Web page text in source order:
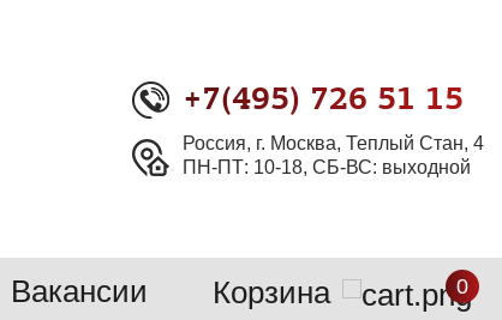
+7(495) 726 51 15
Россия, г. Москва, Теплый Стан, 4
ПН-ПТ: 10-18, СБ-ВС: выходной
Вакансии Корзина 0
❄